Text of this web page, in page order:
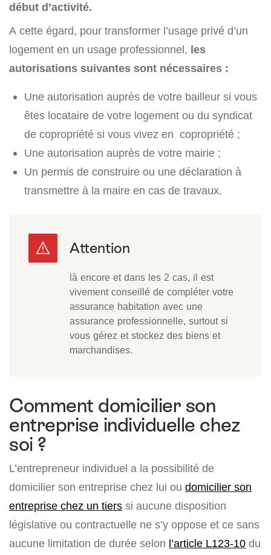
début d’activité.
A cette égard, pour transformer l’usage privé d’un
logement en un usage professionnel, les
autorisations suivantes sont nécessaires :
Une autorisation auprès de votre bailleur si vous
êtes locataire de votre logement ou du syndicat
de copropriété si vous vivez en copropriété ;
Une autorisation auprès de votre mairie ;
Un permis de construire ou une déclaration à
transmettre à la maire en cas de travaux.
là encore et dans les 2 cas, il est
vivement conseillé de compléter votre
assurance habitation avec une
assurance professionnelle, surtout si
vous gérez et stockez des biens et
marchandises.
Comment domicilier son
entreprise individuelle chez
soi ?
L’entrepreneur individuel a la possibilité de
domicilier son entreprise chez lui ou domicilier son
entreprise chez un tiers si aucune disposition
législative ou contractuelle ne s’y oppose et ce sans
aucune limitation de durée selon l’article L123-10 du